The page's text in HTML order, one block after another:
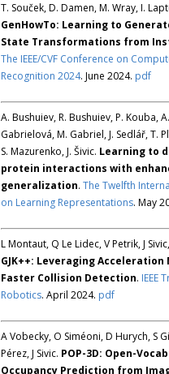
T. Souček, D. Damen, M. Wray, I.
GenHowTo: Learning to
State Transformations from
The IEEE/CVF Conference on
Recognition 2024. June 2024. pdf
A. Bushuiev, R. Bushuiev, P. Kouba,
Gabrielová, M. Gabriel, J. Sedlář, T.
S. Mazurenko, J. Šivic. Learning to
protein interactions with
generalization. The Twelfth
on Learning Representations. May
L Montaut, Q Le Lidec, V Petrik, J
GJK++: Leveraging
Faster Collision Detection. IEEE
Robotics. April 2024. pdf
A Vobecky, O Siméoni, D Hurych, S
Pérez, J Sivic. POP-3D: Open-
Occupancy Prediction from